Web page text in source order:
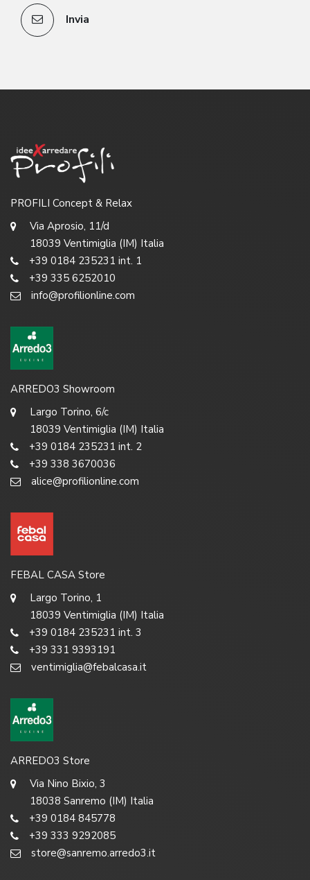
Invia
PROFILI Concept & Relax
Via Aprosio, 11/d
18039 Ventimiglia (IM) Italia
+39 0184 235231 int. 1
+39 335 6252010
info@profilionline.com
ARREDO3 Showroom
Largo Torino, 6/c
18039 Ventimiglia (IM) Italia
+39 0184 235231 int. 2
+39 338 3670036
alice@profilionline.com
FEBAL CASA Store
Largo Torino, 1
18039 Ventimiglia (IM) Italia
+39 0184 235231 int. 3
+39 331 9393191
ventimiglia@febalcasa.it
ARREDO3 Store
Via Nino Bixio, 3
18038 Sanremo (IM) Italia
+39 0184 845778
+39 333 9292085
store@sanremo.arredo3.it